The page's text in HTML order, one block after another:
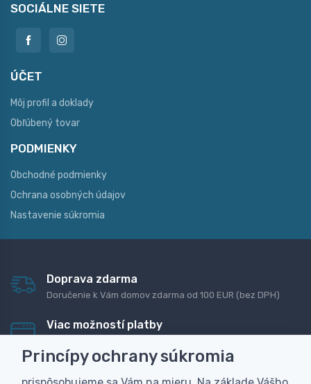
SOCIÁLNE SIETE
ÚČET
Môj profil a doklady
Obľúbený tovar
PODMIENKY
Obchodné podmienky
Ochrana osobných údajov
Nastavenie súkromia
Doprava zdarma
Doručenie k Vám domov zdarma od 100 EUR (bez DPH)
Viac možností platby
dobierku
Princípy ochrany súkromia